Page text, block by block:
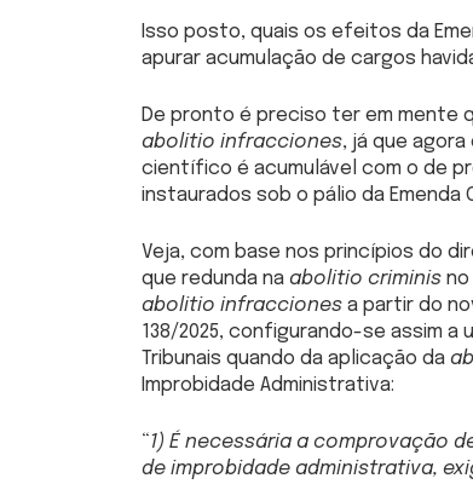
Isso posto, quais os efeitos da
apurar acumulação de cargos
De pronto é preciso ter em mente
abolitio infracciones, já que
científico é acumulável com o de
instaurados sob o pálio da Emenda
Veja, com base nos princípios do
que redunda na abolitio criminis
abolitio infracciones a partir do
138/2025, configurando-se assim
Tribunais quando da aplicação da
Improbidade Administrativa:
“1) É necessária a comprovação
de improbidade administrativa,